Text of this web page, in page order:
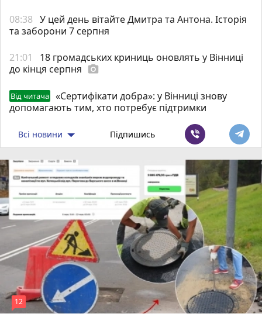
08:38 У цей день вітайте Дмитра та Антона. Історія
та заборони 7 серпня
21:01
18 громадських криниць оновлять у Вінниці
до кінця серпня photo_camera
Від читача
«Сертифікати добра»: у Вінниці знову
допомагають тим, хто потребує підтримки
Всі новини Підпишись
12